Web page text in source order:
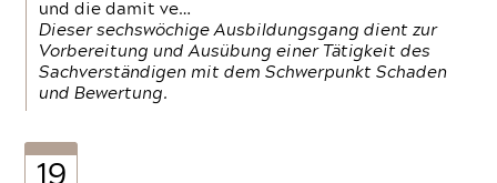
und die damit ve…
Dieser sechswöchige Ausbildungsgang dient zur
Vorbereitung und Ausübung einer Tätigkeit des
Sachverständigen mit dem Schwerpunkt Schaden
und Bewertung.
19